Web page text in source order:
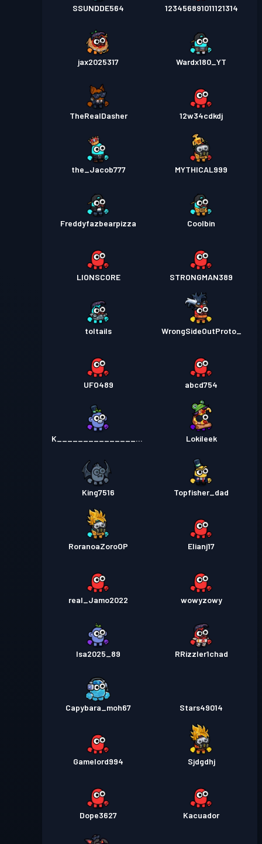
SSUNDDE564 123456891011121314
jax2025317 Wardx180_YT
TheRealDasher 12w34cdkdj
the_Jacob777 MYTHICAL999
Freddyfazbearpizza Coolbin
LIONSCORE STRONGMAN389
toltails WrongSideOutProto_
UFO489 abcd754
K_________________ Lokileek
King7516 Topfisher_dad
RoranoaZoroOP Elianj17
real_Jamo2022 wowyzowy
Isa2025_89 RRizzler1chad
Capybara_moh67 Stars49014
Gamelord994 Sjdgdhj
Dope3627 Kacuador